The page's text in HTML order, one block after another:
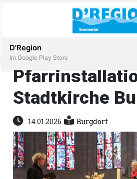
Immobilien
Veranstaltungen
Stellen
Stadtkirche
14.01.2026 Burgdorf
D'Region
Im Google Play Store